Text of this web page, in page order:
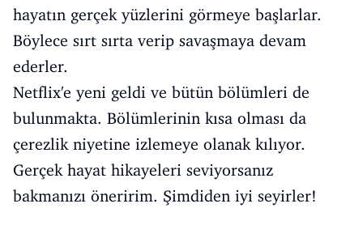
hayatın gerçek yüzlerini görmeye başlarlar.
Böylece sırt sırta verip savaşmaya devam
ederler.
Netflix'e yeni geldi ve bütün bölümleri de
bulunmakta. Bölümlerinin kısa olması da
çerezlik niyetine izlemeye olanak kılıyor.
Gerçek hayat hikayeleri seviyorsanız
bakmanızı öneririm. Şimdiden iyi seyirler!